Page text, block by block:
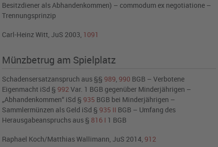
Besitzdiener als Abhandenkommen) – commodum ex negotiatione –
Trennungsprinzip
Carl-Heinz Witt, JuS 2003, 1091
Münzbetrug am Spielplatz
Schadensersatzanspruch aus §§989,990 BGB – Verbotene
Eigenmacht iSd §992 Var. 1 BGB gegenüber Minderjährigen –
„Abhandenkommen“ iSd §935 BGB bei Minderjährigen –
Sammlermünzen als Geld iSd §935 II BGB – Umfang des
Herausgabeanspruchs aus § 816 I 1 BGB
Raphael Koch/Matthias Wallimann, JuS 2014,912